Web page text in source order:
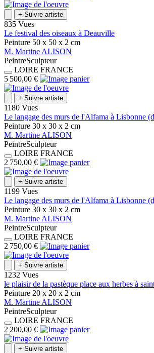
+ Suivre artiste
835 Vues
Le festival des oiseaux à Deauville
Peinture 50 x 50 x 2 cm
M. Martine ALISON
PeintreSculpteur
LOIRE FRANCE
5 500,00 €
+ Suivre artiste
1180 Vues
Le langage des murs de l'Alfama à Lisbonne
Peinture 30 x 30 x 2 cm
M. Martine ALISON
PeintreSculpteur
LOIRE FRANCE
2 750,00 €
+ Suivre artiste
1199 Vues
Le langage des murs de l'Alfama à Lisbonne
Peinture 30 x 30 x 2 cm
M. Martine ALISON
PeintreSculpteur
LOIRE FRANCE
2 750,00 €
+ Suivre artiste
1232 Vues
le plaisir de la pastèque place aux herbes à
Peinture 20 x 20 x 2 cm
M. Martine ALISON
PeintreSculpteur
LOIRE FRANCE
2 200,00 €
+ Suivre artiste